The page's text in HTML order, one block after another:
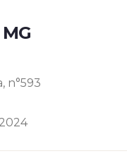
n°593